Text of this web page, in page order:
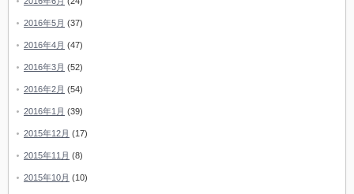
2016年5月 (37)
2016年4月 (47)
2016年3月 (52)
2016年2月 (54)
2016年1月 (39)
2015年12月 (17)
2015年11月 (8)
2015年10月 (10)